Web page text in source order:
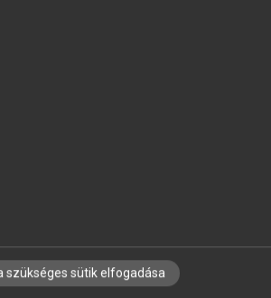
FEL HÍRLEVELÜNKRE!
szükséges sütik elfogadása